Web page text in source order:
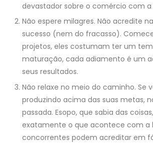
devastador sobre o comércio com a
Não espere milagres. Não acredite
sucesso (nem do fracasso).
projetos, eles costumam ter um
maturação, cada adiamento é um
seus resultados.
Não relaxe no meio do caminho. Se
produzindo acima das suas metas,
passada. Esopo, que sabia das
exatamente o que acontece com a
concorrentes podem acreditar em